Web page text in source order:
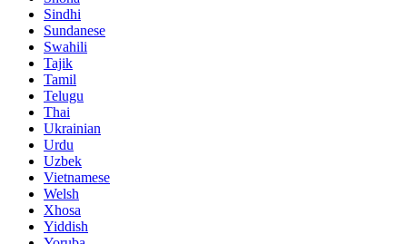
Sindhi
Sundanese
Swahili
Tajik
Tamil
Telugu
Thai
Ukrainian
Urdu
Uzbek
Vietnamese
Welsh
Xhosa
Yiddish